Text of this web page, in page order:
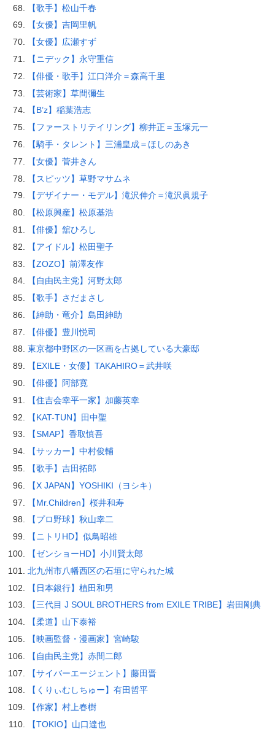
【歌手】松山千春
【女優】吉岡里帆
【女優】広瀬すず
【ニデック】永守重信
【俳優・歌手】江口洋介＝森高千里
【芸術家】草間彌生
【B’z】稲葉浩志
【ファーストリテイリング】柳井正＝玉塚元一
【騎手・タレント】三浦皇成＝ほしのあき
【女優】菅井きん
【スピッツ】草野マサムネ
【デザイナー・モデル】滝沢伸介＝滝沢眞規子
【松原興産】松原基浩
【俳優】舘ひろし
【アイドル】松田聖子
【ZOZO】前澤友作
【自由民主党】河野太郎
【歌手】さだまさし
【紳助・竜介】島田紳助
【俳優】豊川悦司
東京都中野区の一区画を占拠している大豪邸
【EXILE・女優】TAKAHIRO＝武井咲
【俳優】阿部寛
【住吉会幸平一家】加藤英幸
【KAT-TUN】田中聖
【SMAP】香取慎吾
【サッカー】中村俊輔
【歌手】吉田拓郎
【X JAPAN】YOSHIKI（ヨシキ）
【Mr.Children】桜井和寿
【プロ野球】秋山幸二
【ニトリHD】似鳥昭雄
【ゼンショーHD】小川賢太郎
北九州市八幡西区の石垣に守られた城
【日本銀行】植田和男
【三代目 J SOUL BROTHERS from EXILE TRIBE】岩田剛典
【柔道】山下泰裕
【映画監督・漫画家】宮崎駿
【自由民主党】赤間二郎
【サイバーエージェント】藤田晋
【くりぃむしちゅー】有田哲平
【作家】村上春樹
【TOKIO】山口達也